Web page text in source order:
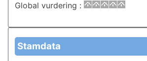
Global vurdering :
Stamdata